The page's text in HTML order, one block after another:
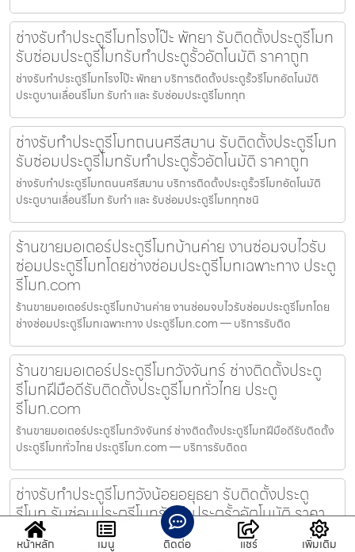
ช่างรับทำประตูรีโมทโรงโป๊ะ พัทยา รับติดตั้งประตูรีโมท
รับซ่อมประตูรีโมทรับทำประตูรั้วอัตโนมัติ ราคาถูก
ช่างรับทำประตูรีโมทโรงโป๊ะ พัทยา บริการติดตั้งประตูรั้วรีโมทอัตโนมัติ
ประตูบานเลื่อนรีโมท รับทำ และ รับซ่อมประตูรีโมททุก
ช่างรับทำประตูรีโมทถนนศรีสมาน รับติดตั้งประตูรีโมท
รับซ่อมประตูรีโมทรับทำประตูรั้วอัตโนมัติ ราคาถูก
ช่างรับทำประตูรีโมทถนนศรีสมาน บริการติดตั้งประตูรั้วรีโมทอัตโนมัติ
ประตูบานเลื่อนรีโมท รับทำ และ รับซ่อมประตูรีโมททุกชนิ
ร้านขายมอเตอร์ประตูรีโมทบ้านค่าย งานซ่อมจบไวรับ
ซ่อมประตูรีโมทโดยช่างซ่อมประตูรีโมทเฉพาะทาง ประตู
รีโมท.com
ร้านขายมอเตอร์ประตูรีโมทบ้านค่าย งานซ่อมจบไวรับซ่อมประตูรีโมทโดย
ช่างซ่อมประตูรีโมทเฉพาะทาง ประตูรีโมท.com — บริการรับติด
ร้านขายมอเตอร์ประตูรีโมทวังจันทร์ ช่างติดตั้งประตู
รีโมทฝีมือดีรับติดตั้งประตูรีโมททั่วไทย ประตู
รีโมท.com
ร้านขายมอเตอร์ประตูรีโมทวังจันทร์ ช่างติดตั้งประตูรีโมทฝีมือดีรับติดตั้ง
ประตูรีโมททั่วไทย ประตูรีโมท.com — บริการรับติดต
ช่างรับทำประตูรีโมทวังน้อยอยุธยา รับติดตั้งประตู
รีโมท รับซ่อมประตูรีโมทรับทำประตูรั้วอัตโนมัติ ราคา
ถูก
หน้าหลัก เมนู ติดต่อ แชร์ เพิ่มเติม